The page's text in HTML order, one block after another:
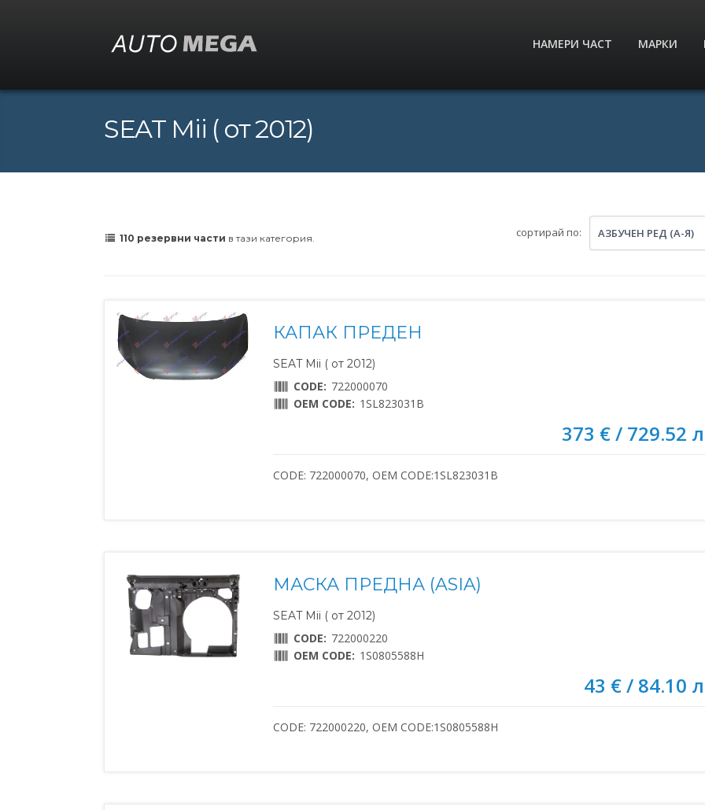
НАМЕРИ ЧАСТ МАРКИ
SEAT Mii ( от 2012)
110 резервни части в тази категория. сортирай по: АЗБУЧЕН РЕД (А-Я)
КАПАК ПРЕДЕН
SEAT Mii ( от 2012)
CODE: 722000070
OEM CODE: 1SL823031B
373 € / 729.52
CODE: 722000070, OEM CODE:1SL823031B
МАСКА ПРЕДНА (ASIA)
SEAT Mii ( от 2012)
CODE: 722000220
OEM CODE: 1S0805588H
43 € / 84.10
CODE: 722000220, OEM CODE:1S0805588H